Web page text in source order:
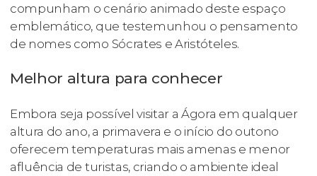
compunham o cenário animado deste espaço
emblemático, que testemunhou o pensamento
de nomes como Sócrates e Aristóteles.
Melhor altura para conhecer
Embora seja possível visitar a Ágora em qualquer
altura do ano, a primavera e o início do outono
oferecem temperaturas mais amenas e menor
afluência de turistas, criando o ambiente ideal